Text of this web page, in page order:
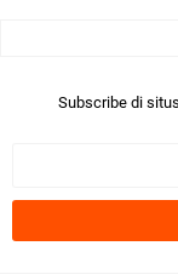
Bismillaah
Subscribe di